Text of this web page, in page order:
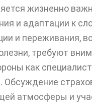
жизненно
и адаптации к
и переживания,
требуют
как
Обсуждение
атмосферы и